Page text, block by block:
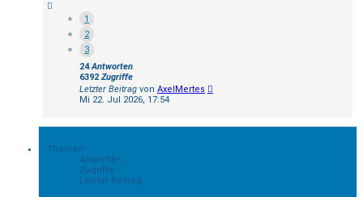
1
2
3
24Antworten
6392 Zugriffe
Letzter Beitrag von AxelMertes
Mi 22. Jul 2026, 17:54
Themen
Antworten
Zugriffe
Letzter Beitrag